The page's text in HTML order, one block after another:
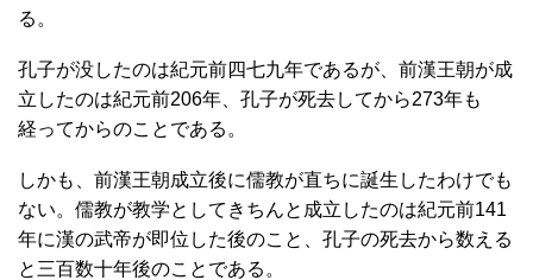
る。
孔子が没したのは紀元前四七九年であるが、前漢王朝が成
立したのは紀元前206年、孔子が死去してから273年も
経ってからのことである。
しかも、前漢王朝成立後に儒教が直ちに誕生したわけでも
ない。儒教が教学としてきちんと成立したのは紀元前141
年に漢の武帝が即位した後のこと、孔子の死去から数える
と三百数十年後のことである。